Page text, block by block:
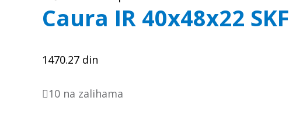
Caura IR 40x48x22 SKF
1470.27 din
10 na zalihama